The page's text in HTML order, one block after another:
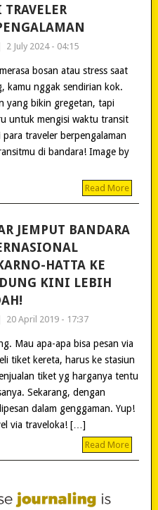
TRAVELER
2 July 2024 - 04:15
bosan atau stress saat
kamu nggak sendirian kok.
yang bikin gregetan, tapi
untuk mengisi waktu transit
traveler berpengalaman
di bandara! Image by
Read More
JEMPUT BANDARA
HATTA KE
KINI LEBIH
20 April 2019 - 17:37
Mau apa-apa bisa pesan via
tiket kereta, harus ke stasiun
tiket yg harganya tentu
Sekarang, dengan
dalam genggaman. Yup!
via traveloka! […]
Read More